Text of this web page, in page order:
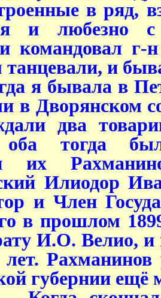
в ряд,
и любезно
командовал г-
танцевали, и
бывала в
в Дворянском
два
тогда
их
Илиодор
и Член
в прошлом
И.О. Велио, и
лет.
губернии ещё